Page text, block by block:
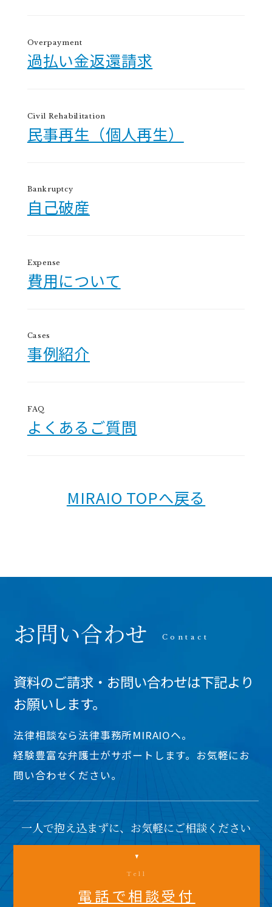
Overpayment
過払い金返還請求
Civil Rehabilitation
民事再生（個人再生）
Bankruptcy
自己破産
Expense
費用について
Cases
事例紹介
FAQ
よくあるご質問
MIRAIO TOPへ戻る
お問い合わせ
資料のご請求・お問い合わせは下記より
お願いします。
法律相談なら法律事務所MIRAIOヘ。
経験豊富な弁護士がサポートします。お気軽にお
問い合わせください。
一人で抱え込まずに、お気軽にご相談ください
Tell
電話で相談受付